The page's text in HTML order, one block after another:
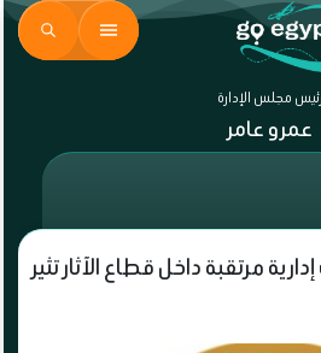
رئيس مجلس الإدارة
عمرو عامر
مرتقبة داخل قطاع الآثار تثير